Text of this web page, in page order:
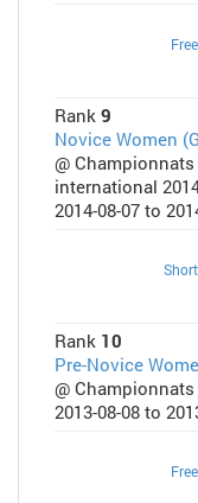
Rank 9
Novice Women
@
international
2014-08-07 to
Rank 10
Pre-Novice
@
2013-08-08 to